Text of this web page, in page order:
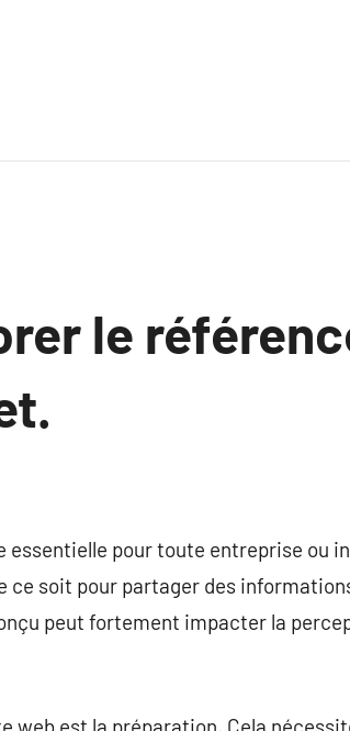
le
essentielle pour toute entreprise ou
ce soit pour partager des
peut fortement impacter la
web est la préparation. Cela